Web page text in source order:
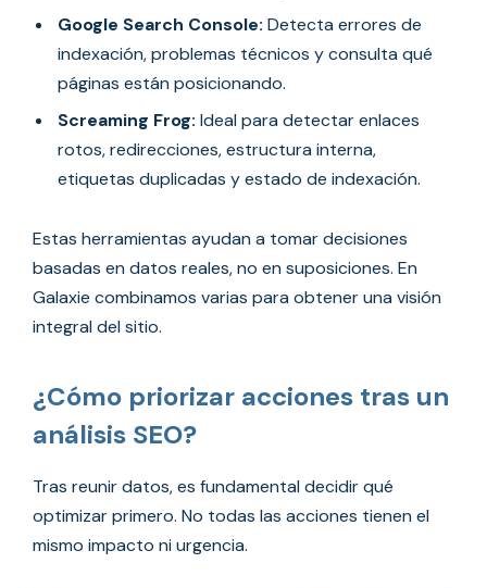
Google Search Console: Detecta errores de
indexación, problemas técnicos y consulta qué
páginas están posicionando.
Screaming Frog: Ideal para detectar enlaces
rotos, redirecciones, estructura interna,
etiquetas duplicadas y estado de indexación.
Estas herramientas ayudan a tomar decisiones
basadas en datos reales, no en suposiciones. En
Galaxie combinamos varias para obtener una visión
integral del sitio.
¿Cómo priorizar acciones tras un
análisis SEO?
Tras reunir datos, es fundamental decidir qué
optimizar primero. No todas las acciones tienen el
mismo impacto ni urgencia.